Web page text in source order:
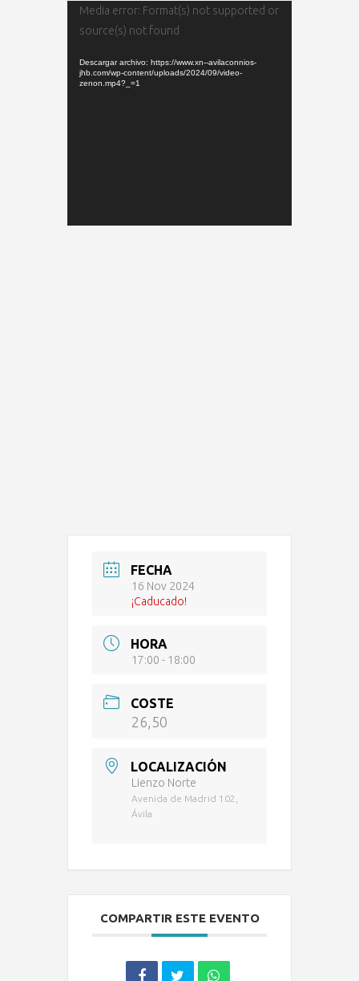
Reproductor
de
Media error: Format(s) not supported or
source(s) not found
Descargar archivo: https://www.xn--avilaconnios-
jhb.com/wp-content/uploads/2024/09/video-
zenon.mp4?_=1
FECHA
16 Nov 2024
¡Caducado!
HORA
17:00 - 18:00
COSTE
26,50
LOCALIZACIÓN
Lienzo Norte
Avenida de Madrid 102,
Ávila
COMPARTIR ESTE EVENTO